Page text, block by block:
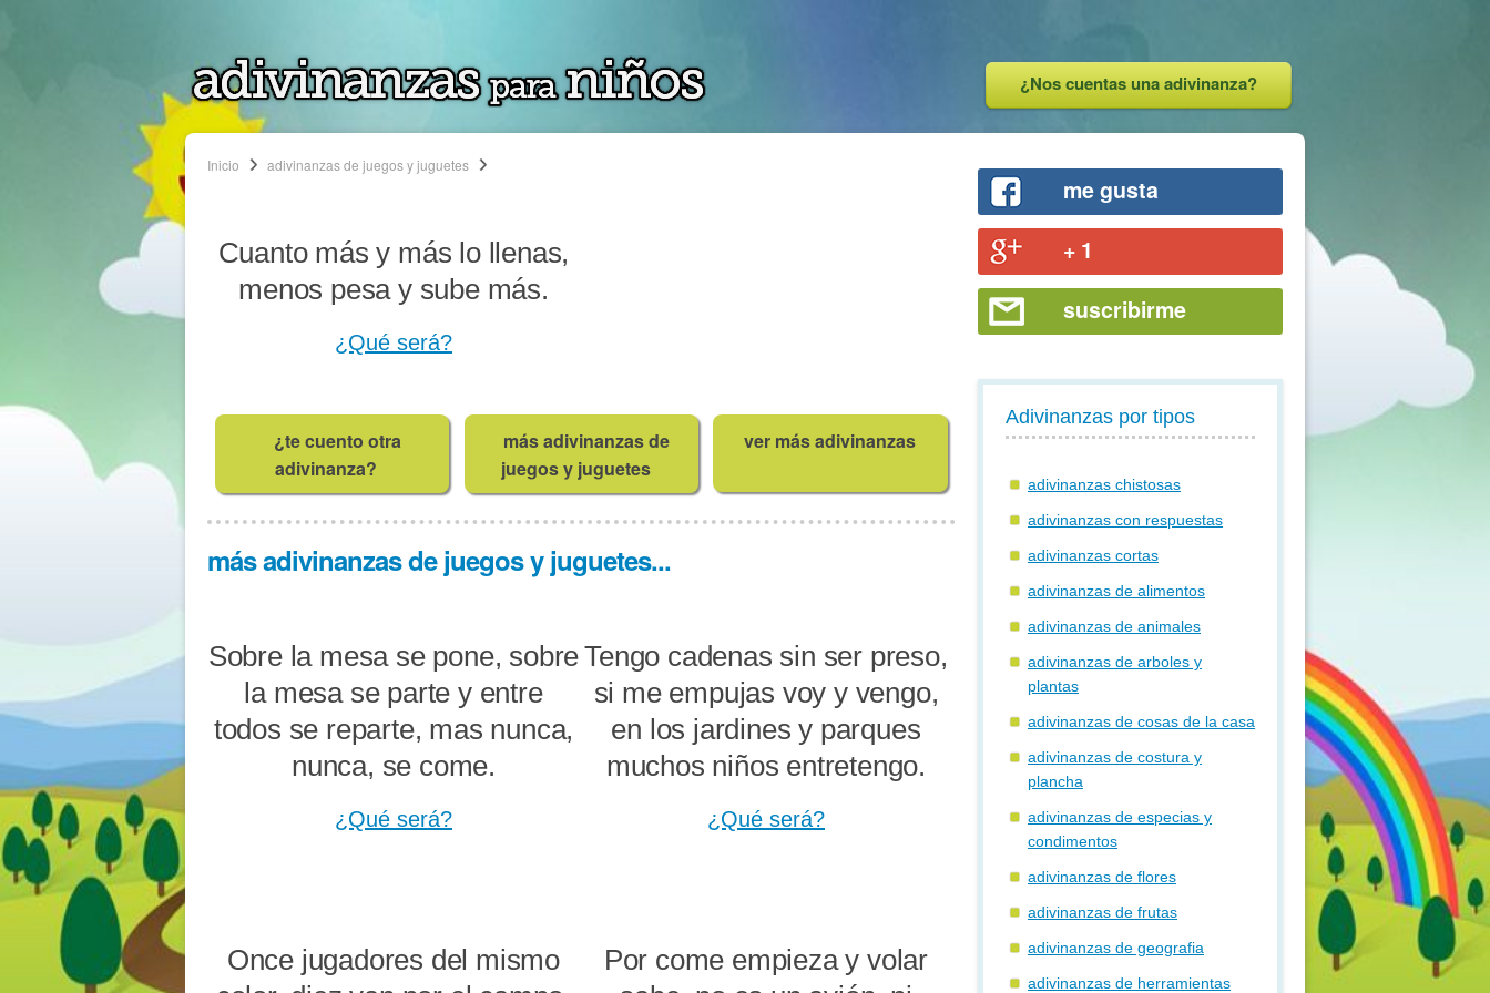
¿Nos cuentas una adivinanza?
Inicio adivinanzas de juegos y juguetes
Cuanto más y más lo llenas,
menos pesa y sube más.
¿Qué será?
¿te cuento otra
adivinanza?
más adivinanzas de
juegos y juguetes
ver más adivinanzas
más adivinanzas de juegos y juguetes...
Sobre la mesa se pone, sobre
la mesa se parte y entre
todos se reparte, mas nunca,
nunca, se come.
¿Qué será?
Tengo cadenas sin ser preso,
si me empujas voy y vengo,
en los jardines y parques
muchos niños entretengo.
¿Qué será?
Once jugadores del mismo
Por come empieza y volar
me gusta
+ 1
suscribirme
Adivinanzas por tipos
adivinanzas chistosas
adivinanzas con respuestas
adivinanzas cortas
adivinanzas de alimentos
adivinanzas de animales
adivinanzas de arboles y
plantas
adivinanzas de cosas de la casa
adivinanzas de costura y
plancha
adivinanzas de especias y
condimentos
adivinanzas de flores
adivinanzas de frutas
adivinanzas de geografia
adivinanzas de herramientas